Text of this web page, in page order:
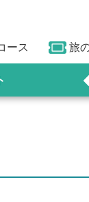
ース 旅